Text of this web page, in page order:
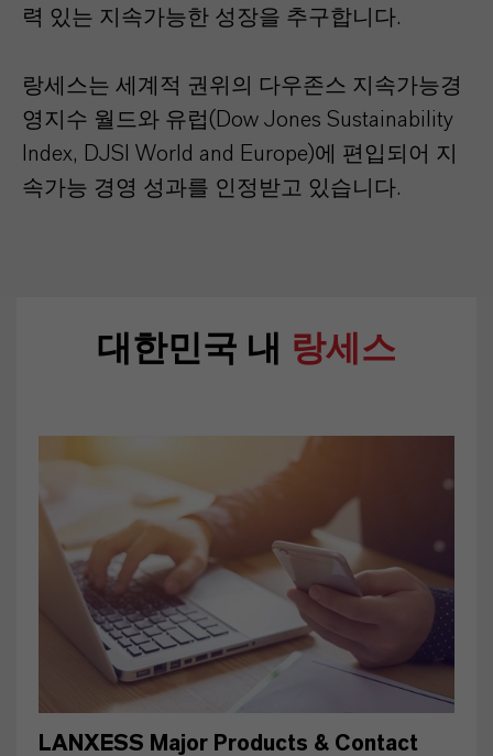
력 있는 지속가능한 성장을 추구합니다.
랑세스는 세계적 권위의 다우존스 지속가능경
영지수 월드와 유럽(Dow Jones Sustainability
Index, DJSI World and Europe)에 편입되어 지
속가능 경영 성과를 인정받고 있습니다.
대한민국 내 랑세스
LANXESS Major Products & Contact